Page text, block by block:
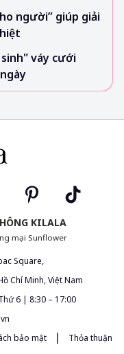
người” giúp giải
váy cưới
KILALA
mại Sunflower
Square,
Chí Minh, Việt Nam
6 | 8:30 – 17:00
bảo mật |
Thỏa thuận